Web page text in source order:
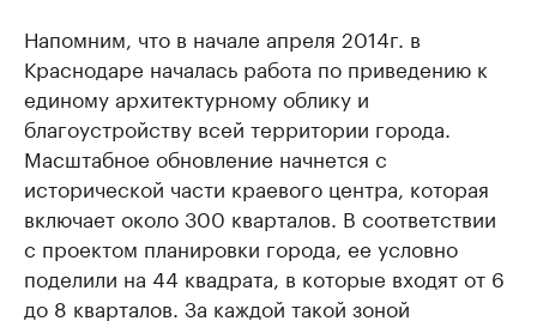
Напомним, что в начале апреля 2014г. в
Краснодаре началась работа по приведению к
единому архитектурному облику и
благоустройству всей территории города.
Масштабное обновление начнется с
исторической части краевого центра, которая
включает около 300 кварталов. В соответствии
с проектом планировки города, ее условно
поделили на 44 квадрата, в которые входят от 6
до 8 кварталов. За каждой такой зоной